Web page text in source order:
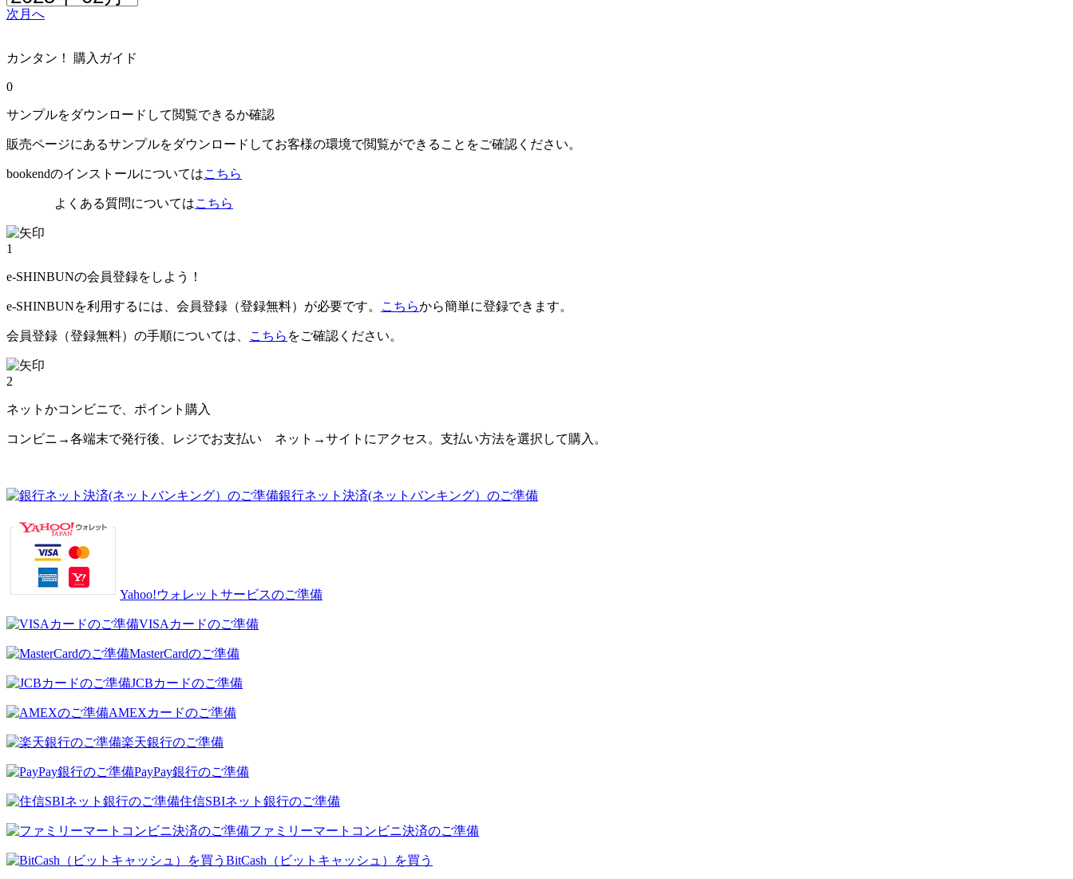
次月へ
カンタン！ 購入ガイド
0
サンプルをダウンロードして閲覧できるか確認
販売ページにあるサンプルをダウンロードしてお客様の環境で閲覧ができることをご確認ください。
bookendのインストールについてはこちら
よくある質問についてはこちら
1
e-SHINBUNの会員登録をしよう！
e-SHINBUNを利用するには、会員登録（登録無料）が必要です。 こちらから簡単に登録できます。
会員登録（登録無料）の手順については、 こちら をご確認ください。
2
ネットかコンビニで、ポイント購入
コンビニ→各端末で発行後、レジでお支払い ネット→サイトにアクセス。支払い方法を選択して購入。
銀行ネット決済(ネットバンキング）のご準備
Yahoo!ウォレットサービスのご準備
VISAカードのご準備
MasterCardのご準備
JCBカードのご準備
AMEXカードのご準備
楽天銀行のご準備
PayPay銀行のご準備
住信SBIネット銀行のご準備
ファミリーマートコンビニ決済のご準備
BitCash（ビットキャッシュ）を買う